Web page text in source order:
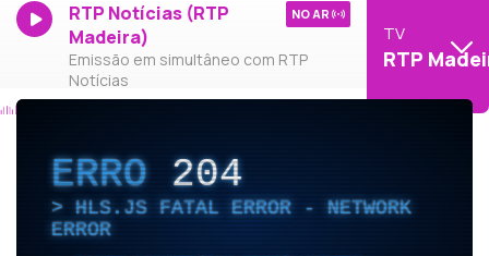
RTP Notícias (RTP
Madeira)
Emissão em simultâneo com RTP
Notícias
NO AR
TV
RTP
ERRO204
HLS.JS FATAL ERROR - NETWORK
ERROR